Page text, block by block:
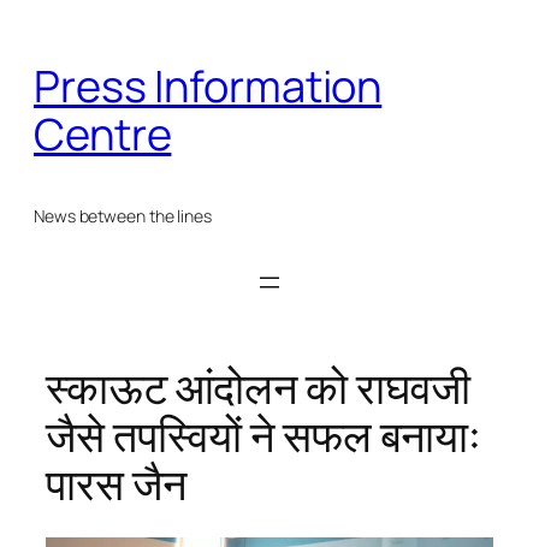
content
Press Information
Centre
News between the lines
स्काऊट आंदोलन को राघवजी
जैसे तपस्वियों ने सफल बनायाः
पारस जैन